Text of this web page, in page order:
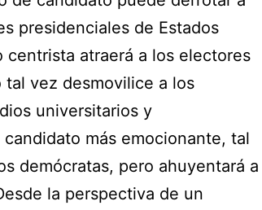
presidenciales de Estados
atraerá a los electores
vez desmovilice a los
universitarios y
más emocionante, tal
demócratas, pero ahuyentará a
la perspectiva de un